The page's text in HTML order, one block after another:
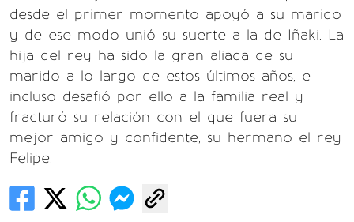
desde el primer momento apoyó a su marido
y de ese modo unió su suerte a la de Iñaki. La
hija del rey ha sido la gran aliada de su
marido a lo largo de estos últimos años, e
incluso desafió por ello a la familia real y
fracturó su relación con el que fuera su
mejor amigo y confidente, su hermano el rey
Felipe.